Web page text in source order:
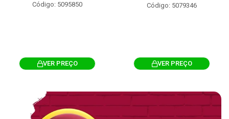
Código: 5095850
VER PREÇO
Código: 5079346
VER PREÇO